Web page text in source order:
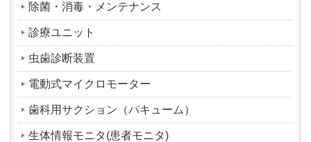
除菌・消毒・メンテナンス
診療ユニット
虫歯診断装置
電動式マイクロモーター
歯科用サクション（バキューム）
生体情報モニタ(患者モニタ)